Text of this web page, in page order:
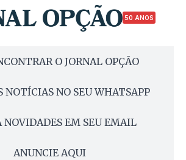
50 ANOS
O JORNAL OPÇÃO
NOTÍCIAS NO SEU WHATSAPP
NOVIDADES EM SEU EMAIL
ANUNCIE AQUI